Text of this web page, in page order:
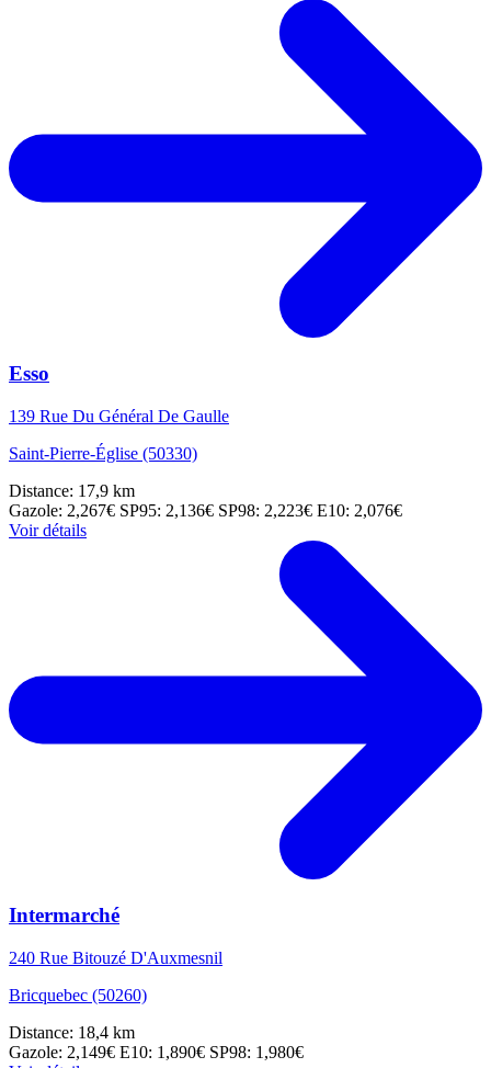
Esso
139 Rue Du Général De Gaulle
Saint-Pierre-Église (50330)
Distance: 17,9 km
Gazole: 2,267€ SP95: 2,136€ SP98: 2,223€ E10: 2,076€
Voir détails
Intermarché
240 Rue Bitouzé D'Auxmesnil
Bricquebec (50260)
Distance: 18,4 km
Gazole: 2,149€ E10: 1,890€ SP98: 1,980€